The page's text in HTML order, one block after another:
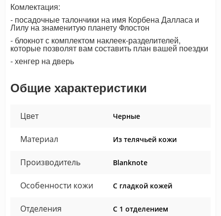
Комлектация:
- посадочные талончики на имя Корбена Далласа и
Лилу на знаменитую планету Флостон
- блокнот с комплектом наклеек-разделителей,
которые позволят вам составить план вашей поездки
- хенгер на дверь
Общие характеристики
Цвет Черные
Материал Из телячьей кожи
Производитель Blanknote
Особенности кожи С гладкой кожей
Отделения С 1 отделением